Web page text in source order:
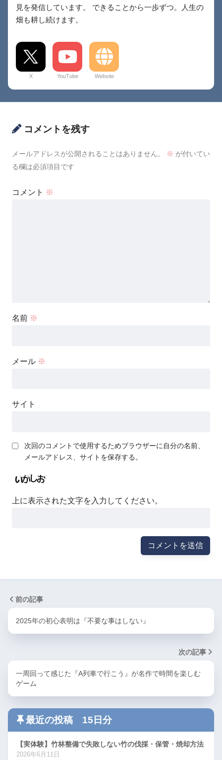
見を発信しています。 できることから一歩ずつ。人生の
畑も耕し続けます。
X YouTube Website
コメントを残す
メールアドレスが公開されることはありません。 ※ が付いてい
る欄は必須項目です
コメント ※
名前 ※
メール ※
サイト
次回のコメントで使用するためブラウザーに自分の名前、
メールアドレス、サイトを保存する。
上に表示された文字を入力してください。
前の記事
2025年の初心表明は『不要な事はしない』
次の記事
一周回って感じた『A列車で行こう』が名作で時間を楽しむ
ゲーム
最近の投稿 15日分
【実体験】竹林整備で失敗しない竹の伐採・保管・焼却方法
2026年6月11日